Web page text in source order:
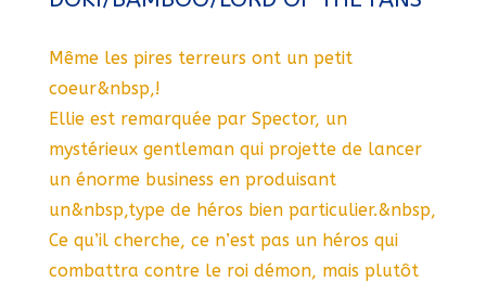
Même les pires terreurs ont un petit
coeur&nbsp,!
Ellie est remarquée par Spector, un
mystérieux gentleman qui projette de lancer
un énorme business en produisant
un&nbsp,type de héros bien particulier.&nbsp,
Ce qu’il cherche, ce n’est pas un héros qui
combattra contre le roi démon, mais plutôt